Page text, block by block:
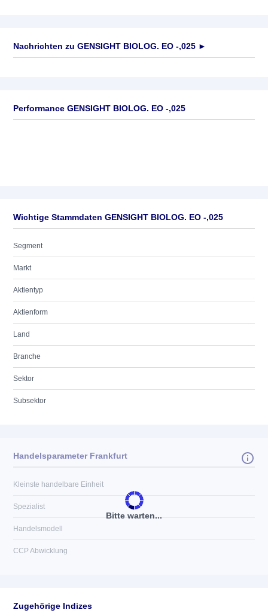
Nachrichten zu GENSIGHT BIOLOG. EO -,025 ►
Performance GENSIGHT BIOLOG. EO -,025
Wichtige Stammdaten GENSIGHT BIOLOG. EO -,025
Segment
Markt
Aktientyp
Aktienform
Land
Branche
Sektor
Subsektor
Bitte warten...
Handelsparameter Frankfurt
Kleinste handelbare Einheit
Spezialist
Handelsmodell
CCP Abwicklung
Zugehörige Indizes